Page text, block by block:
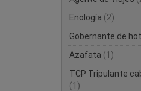
Enología (2)
Gobernante de
Azafata (1)
TCP Tripulante
(1)